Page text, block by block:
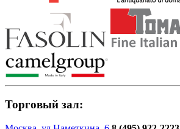
Торговый зал: